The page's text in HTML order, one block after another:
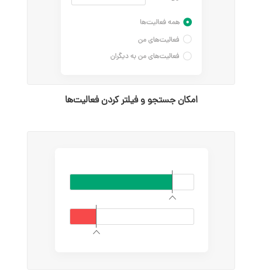
امکان جستجو و فیلتر کردن فعالیت‌ها